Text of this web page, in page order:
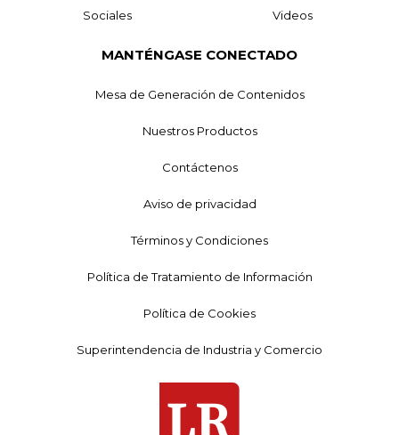
Sociales Videos
MANTÉNGASE CONECTADO
Mesa de Generación de Contenidos
Nuestros Productos
Contáctenos
Aviso de privacidad
Términos y Condiciones
Política de Tratamiento de Información
Política de Cookies
Superintendencia de Industria y Comercio